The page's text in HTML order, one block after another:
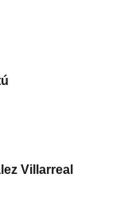
Villarreal